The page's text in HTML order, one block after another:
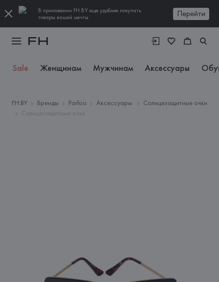
В приложении FH.BY еще удобнее покупать
товары вашей мечты
Перейти
Sale Женщинам Мужчинам Аксессуары
FH.BY Бренды Parfois Аксессуары
Солнцезащитные очки
Солнцезащитные очки